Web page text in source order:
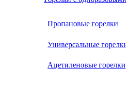
Пропановые горелки
Универсальные
Ацетиленовые горелки